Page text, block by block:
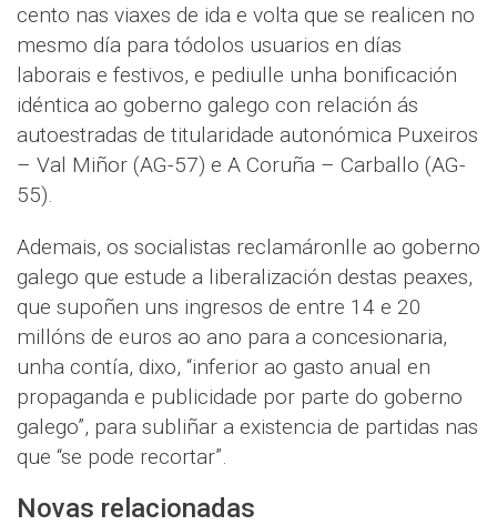
cento nas viaxes de ida e volta que se realicen no
mesmo día para tódolos usuarios en días
laborais e festivos, e pediulle unha bonificación
idéntica ao goberno galego con relación ás
autoestradas de titularidade autonómica Puxeiros
– Val Miñor (AG-57) e A Coruña – Carballo (AG-
55).
Ademais, os socialistas reclamáronlle ao goberno
galego que estude a liberalización destas peaxes,
que supoñen uns ingresos de entre 14 e 20
millóns de euros ao ano para a concesionaria,
unha contía, dixo, “inferior ao gasto anual en
propaganda e publicidade por parte do goberno
galego”, para subliñar a existencia de partidas nas
que “se pode recortar”.
Novas relacionadas